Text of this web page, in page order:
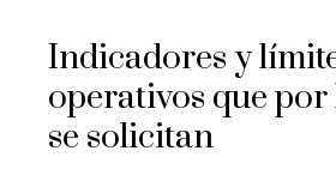
Indicadores y
operativos que
se solicitan